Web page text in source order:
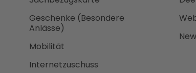
Geschenke (Besondere
Anlässe)
Mobilität
Internetzuschuss